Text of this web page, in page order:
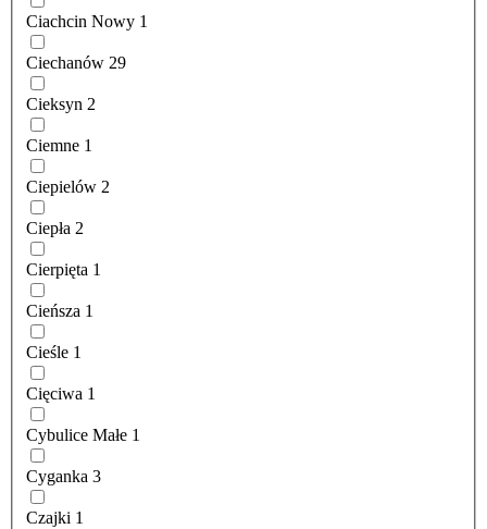
Ciachcin Nowy 1
Ciechanów 29
Cieksyn 2
Ciemne 1
Ciepielów 2
Ciepła 2
Cierpięta 1
Cieńsza 1
Cieśle 1
Cięciwa 1
Cybulice Małe 1
Cyganka 3
Czajki 1